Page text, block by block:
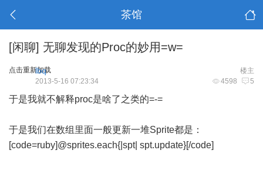
茶馆
[闲聊] 无聊发现的Proc的妙用=w=
点击重新加载 楼主
lbq
4598 5
2013-5-16 07:23:34
于是我就不解释proc是啥了之类的=-=
于是我们在数组里面一般更新一堆Sprite都是：
[code=ruby]@sprites.each{|spt| spt.update}[/code]